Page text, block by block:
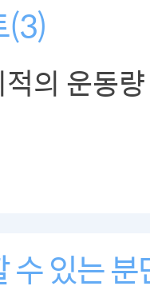
(3)
의 운동
수 있는 분